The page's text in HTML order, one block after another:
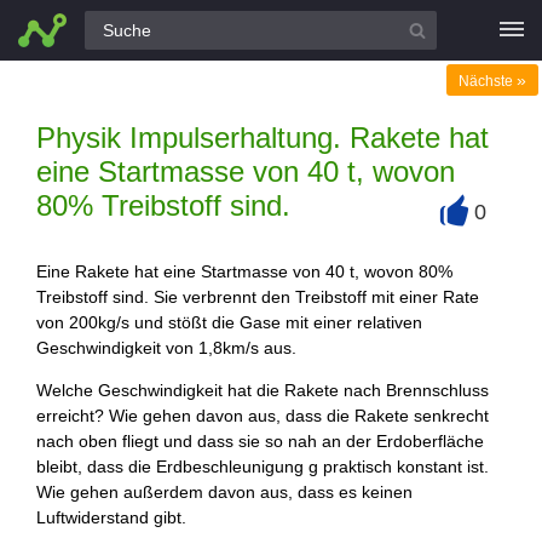
Alle Fragen
Physik Impulserhaltung. Rakete hat
eine Startmasse von 40 t, wovon
80% Treibstoff sind.
Nächste »
0
Eine Rakete hat eine Startmasse von 40 t, wovon 80%
Treibstoff sind. Sie verbrennt den Treibstoff mit einer Rate
von 200kg/s und stößt die Gase mit einer relativen
Geschwindigkeit von 1,8km/s aus.
Welche Geschwindigkeit hat die Rakete nach Brennschluss
erreicht? Wie gehen davon aus, dass die Rakete senkrecht
nach oben fliegt und dass sie so nah an der Erdoberfläche
bleibt, dass die Erdbeschleunigung g praktisch konstant ist.
Wie gehen außerdem davon aus, dass es keinen
Luftwiderstand gibt.